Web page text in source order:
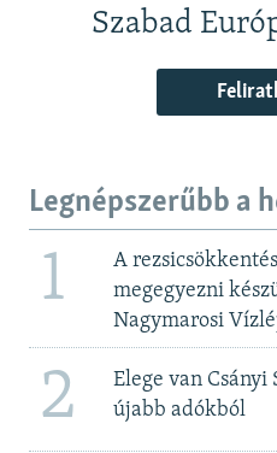
Szabad
Legnépszerűbb a
1
A
megegyezni
Nagymarosi
2
Elege van Csányi
újabb adókból